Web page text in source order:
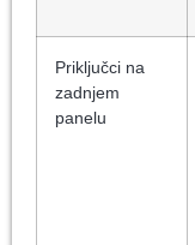
Priključci na
zadnjem
panelu